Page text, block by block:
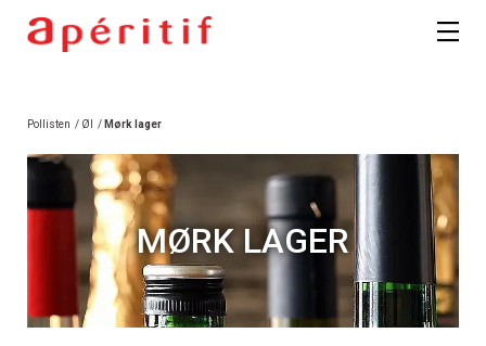
Pollisten / Øl / Mørk lager
MØRK LAGER